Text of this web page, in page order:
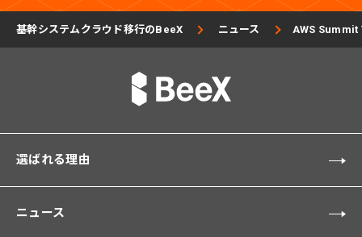
基幹システムクラウド移行のBeeX ニュース AWS Summit
選ばれる理由
ニュース